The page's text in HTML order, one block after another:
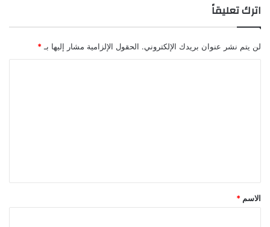
اترك تعليقاً
لن يتم نشر عنوان بريدك الإلكتروني. الحقول الإلزامية مشار إليها بـ *
*
الاسم *